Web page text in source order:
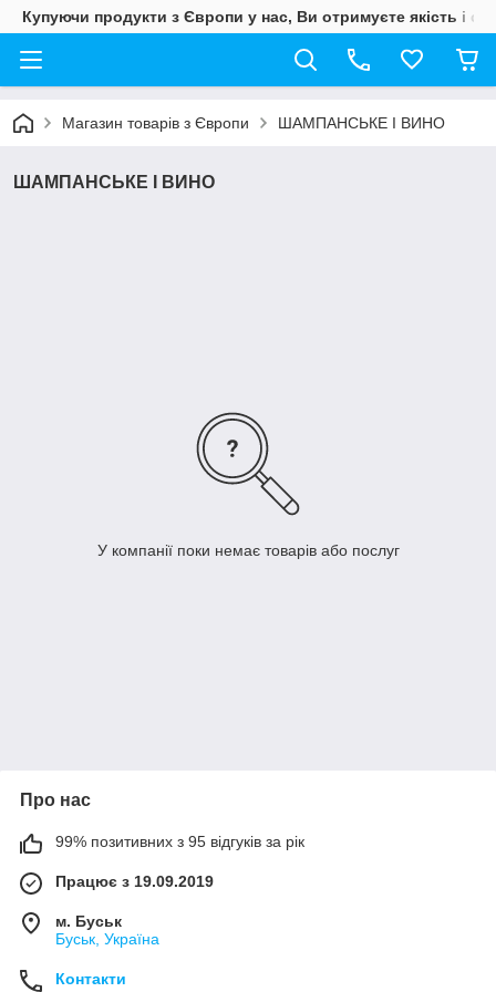
Купуючи продукти з Європи у нас, Ви отримуєте якість і
Магазин товарів з Європи ШАМПАНСЬКЕ І ВИНО
ШАМПАНСЬКЕ І ВИНО
У компанії поки немає товарів або послуг
Про нас
99% позитивних з 95 відгуків за рік
Працює з 19.09.2019
м. Буськ
Буськ, Україна
Контакти